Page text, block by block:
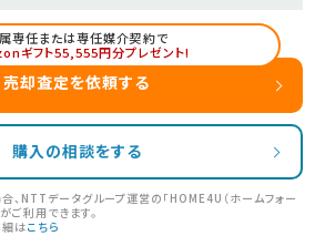
専任または専任媒介契約で
ギフト55,555円分プレゼント!
売却査定を依頼する
購入の相談をする
、NTTデータグループ運営の「HOME4U（ホームフォー
ご利用できます。
はこちら